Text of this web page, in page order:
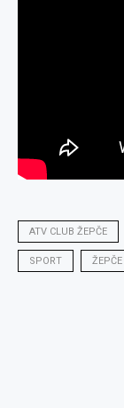
ATV CLUB ŽEPČE
SPORT ŽEPČE